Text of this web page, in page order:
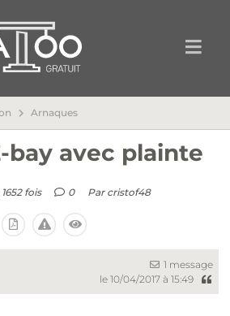
Arnaques
bay avec plainte
fois 0 Par cristof48
1 message
le 10/04/2017 à 15:49